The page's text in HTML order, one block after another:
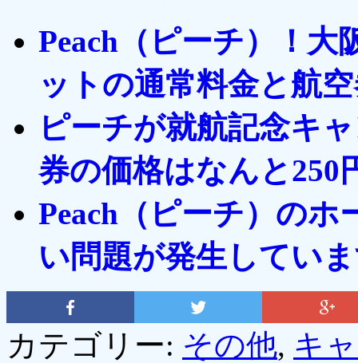
Peach（ピーチ）！大
ットの通常料金と航
ピーチが就航記念キ
券の価格はなんと250
Peach（ピーチ）の
い問題が発生してい
カテゴリー: その他, キ